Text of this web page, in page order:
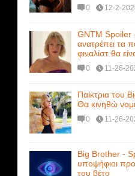
0 12-2-
GNTM Spoiler
ανατρέπει τα
φιναλίστ θα
0 11-26-
Παίκτρια του
Θα κινηθώ
0 11-26-
Big Brother -
υποψήφιοι
του βέτο